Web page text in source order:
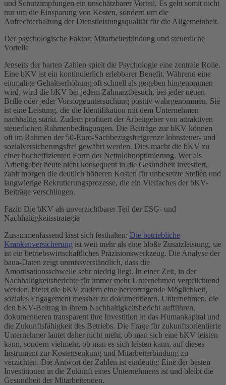
und Schutzimpfungen ein unschätzbarer Vorteil. Es geht somit nicht
nur um die Einsparung von Kosten, sondern um die
Aufrechterhaltung der Dienstleistungsqualität für die Allgemeinheit.
Der psychologische Faktor: Mitarbeiterbindung und steuerliche
Vorteile
Jenseits der harten Zahlen spielt die Psychologie eine zentrale Rolle.
Eine bKV ist ein kontinuierlich erlebbarer Benefit. Während eine
einmalige Gehaltserhöhung oft schnell als gegeben hingenommen
wird, wird die bKV bei jedem Zahnarztbesuch, bei jeder neuen
Brille oder jeder Vorsorgeuntersuchung positiv wahrgenommen. Sie
ist eine Leistung, die die Identifikation mit dem Unternehmen
nachhaltig stärkt. Zudem profitiert der Arbeitgeber von attraktiven
steuerlichen Rahmenbedingungen. Die Beiträge zur bKV können
oft im Rahmen der 50-Euro-Sachbezugsfreigrenze lohnsteuer- und
sozialversicherungsfrei gewährt werden. Dies macht die bKV zu
einer hocheffizienten Form der Nettolohnoptimierung. Wer als
Arbeitgeber heute nicht konsequent in die Gesundheit investiert,
zahlt morgen die deutlich höheren Kosten für unbesetzte Stellen und
langwierige Rekrutierungsprozesse, die ein Vielfaches der bKV-
Beiträge verschlingen.
Fazit: Die bKV als unverzichtbarer Teil der ESG- und
Nachhaltigkeitsstrategie
Zusammenfassend lässt sich festhalten: Die betriebliche
Krankenversicherung ist weit mehr als eine bloße Zusatzleistung, sie
ist ein betriebswirtschaftliches Präzisionswerkzeug. Die Analyse der
baua-Daten zeigt unmissverständlich, dass die
Amortisationsschwelle sehr niedrig liegt. In einer Zeit, in der
Nachhaltigkeitsberichte für immer mehr Unternehmen verpflichtend
werden, bietet die bKV zudem eine hervorragende Möglichkeit,
soziales Engagement messbar zu dokumentieren. Unternehmen, die
den bKV-Beitrag in ihrem Nachhaltigkeitsbericht aufführen,
dokumentieren transparent ihre Investition in das Humankapital und
die Zukunftsfähigkeit des Betriebs. Die Frage für zukunftsorientierte
Unternehmer lautet daher nicht mehr, ob man sich eine bKV leisten
kann, sondern vielmehr, ob man es sich leisten kann, auf dieses
Instrument zur Kostensenkung und Mitarbeiterbindung zu
verzichten. Die Antwort der Zahlen ist eindeutig: Eine der besten
Investitionen in die Zukunft eines Unternehmens ist und bleibt die
Gesundheit der Mitarbeitenden.